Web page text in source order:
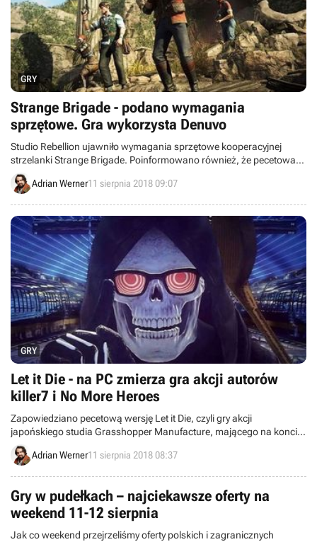
GRY
Strange Brigade - podano wymagania
sprzętowe. Gra wykorzysta Denuvo
Studio Rebellion ujawniło wymagania sprzętowe kooperacyjnej
strzelanki Strange Brigade. Poinformowano również, że pecetowa
wersja gry wykorzysta Denuvo.
Adrian Werner11 sierpnia 2018 09:07
GRY
Let it Die - na PC zmierza gra akcji autorów
killer7 i No More Heroes
Zapowiedziano pecetową wersję Let it Die, czyli gry akcji
japońskiego studia Grasshopper Manufacture, mającego na koncie
takie tytuły jak No More Heroes, Lollipop Chainsaw czy killer7.
Adrian Werner11 sierpnia 2018 08:37
Gry w pudełkach – najciekawsze oferty na
weekend 11-12 sierpnia
Jak co weekend przejrzeliśmy oferty polskich i zagranicznych